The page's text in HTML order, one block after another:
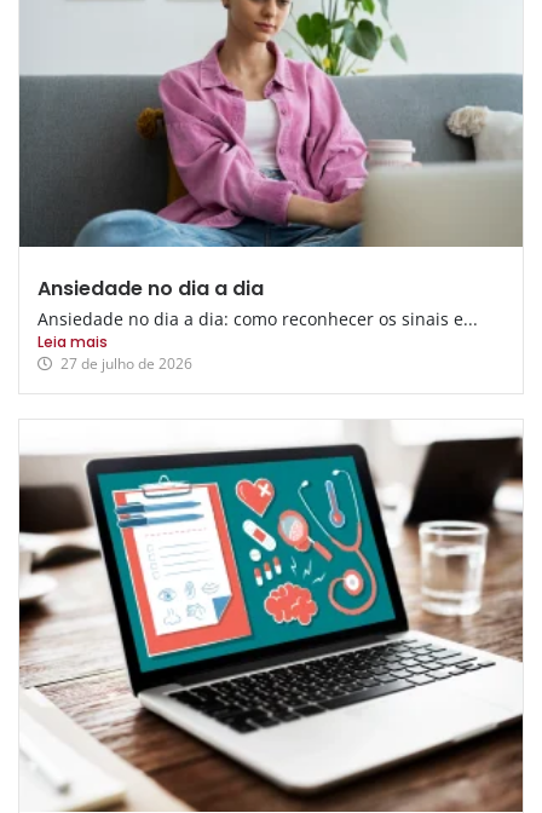
Ansiedade no dia a dia
Ansiedade no dia a dia: como reconhecer os sinais e...
Leia mais
27 de julho de 2026